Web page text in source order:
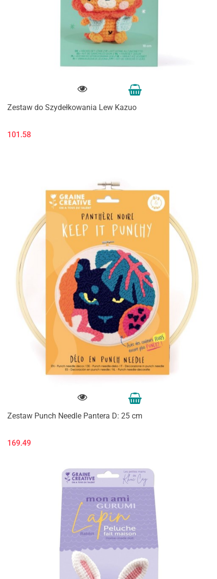
Zestaw do Szydełkowania Lew Kazuo
101.58
Zestaw Punch Needle Pantera D: 25 cm
169.49